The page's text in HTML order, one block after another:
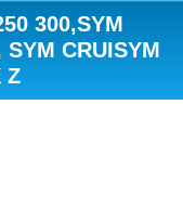
300,SYM
CRUISYM
Z